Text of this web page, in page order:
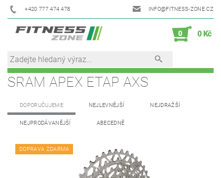
+420 777 474 478 INFO@FITNESS-ZONE.CZ
0 0 Kč
SRAM APEX ETAP AXS
DOPORUČUJEME NEJLEVNĚJŠÍ NEJDRAŽŠÍ
NEJPRODÁVANĚJŠÍ ABECEDNĚ
DOPRAVA ZDARMA